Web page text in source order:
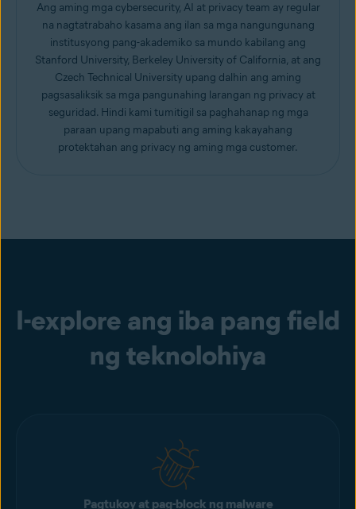
Ang aming mga cybersecurity, AI at privacy team ay regular
na nagtatrabaho kasama ang ilan sa mga nangungunang
institusyong pang-akademiko sa mundo kabilang ang
Stanford University, Berkeley University of California, at ang
Czech Technical University upang dalhin ang aming
pagsasaliksik sa mga pangunahing larangan ng privacy at
seguridad. Hindi kami tumitigil sa paghahanap ng mga
paraan upang mapabuti ang aming kakayahang
protektahan ang privacy ng aming mga customer.
I-explore ang iba pang field
ng teknolohiya
Pagtukoy at pag-block ng malware